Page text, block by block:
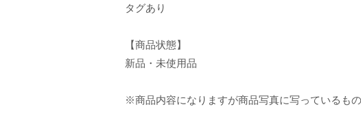
タグあり
【商品状態】
新品・未使用品
※商品内容になりますが商品写真に写っているもの